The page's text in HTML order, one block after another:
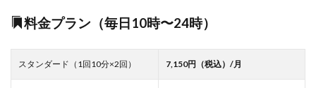
料金プラン（毎日10時〜24時）
スタンダード（1回10分×2回） 7,150円（税込）/月